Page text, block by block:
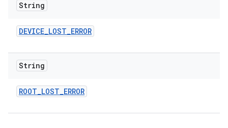
String
DEVICE_LOST_ERROR
String
ROOT_LOST_ERROR